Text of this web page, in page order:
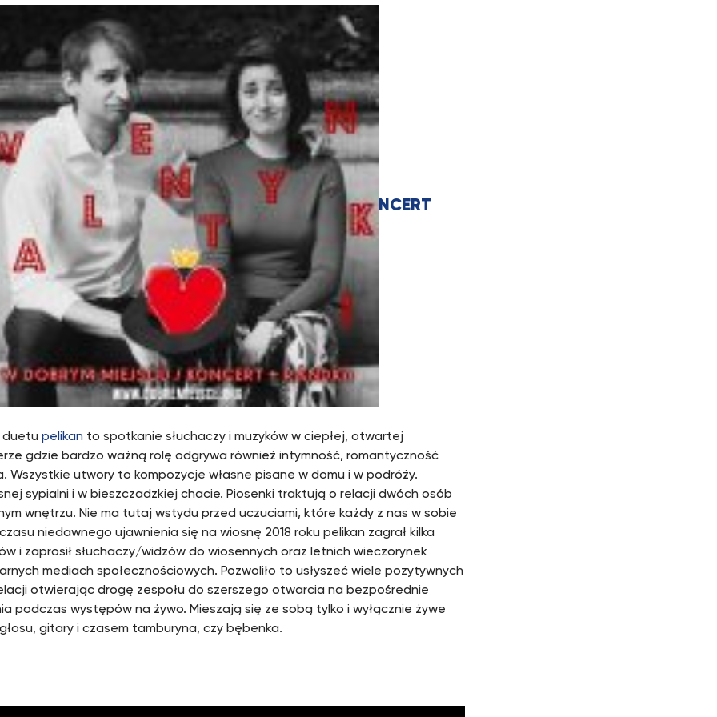
NCERT
duetu pelikan to spotkanie słuchaczy i muzyków w ciepłej, otwartej
gdzie bardzo ważną rolę odgrywa również intymność, romantyczność
Wszystkie utwory to kompozycje własne pisane w domu i w podróży.
sypialni i w bieszczadzkiej chacie. Piosenki traktują o relacji dwóch osób
wnętrzu. Nie ma tutaj wstydu przed uczuciami, które każdy z nas w sobie
niedawnego ujawnienia się na wiosnę 2018 roku pelikan zagrał kilka
i zaprosił słuchaczy/widzów do wiosennych oraz letnich wieczorynek
mediach społecznościowych. Pozwoliło to usłyszeć wiele pozytywnych
otwierając drogę zespołu do szerszego otwarcia na bezpośrednie
podczas występów na żywo. Mieszają się ze sobą tylko i wyłącznie żywe
gitary i czasem tamburyna, czy bębenka.